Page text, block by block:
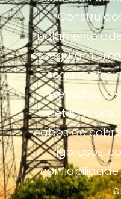
isolamento
asseguram
segura de
elevados.
elétricas
cabos de
rigorosos,